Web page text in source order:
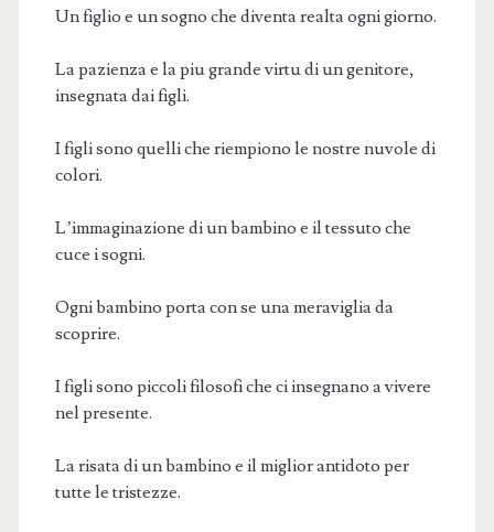
Un figlio e un sogno che diventa realta ogni giorno.
La pazienza e la piu grande virtu di un genitore,
insegnata dai figli.
I figli sono quelli che riempiono le nostre nuvole di
colori.
L’immaginazione di un bambino e il tessuto che
cuce i sogni.
Ogni bambino porta con se una meraviglia da
scoprire.
I figli sono piccoli filosofi che ci insegnano a vivere
nel presente.
La risata di un bambino e il miglior antidoto per
tutte le tristezze.